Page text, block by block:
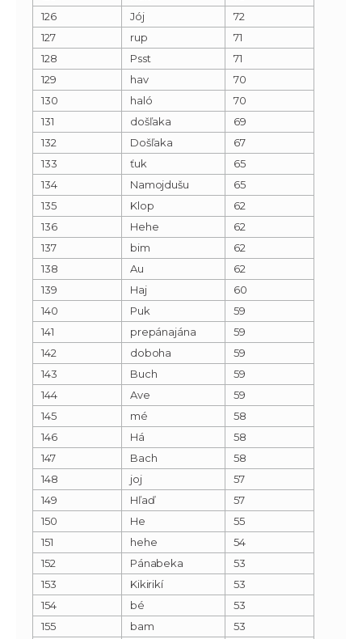
126
Jój
72
127
rup
71
128
Psst
71
129
hav
70
130
haló
70
131
došľaka
69
132
Došľaka
67
133
ťuk
65
134
Namojdušu
65
135
Klop
62
136
Hehe
62
137
bim
62
138
Au
62
139
Haj
60
140
Puk
59
141
prepánajána
59
142
doboha
59
143
Buch
59
144
Ave
59
145
mé
58
146
Há
58
147
Bach
58
148
joj
57
149
Hľaď
57
150
He
55
151
hehe
54
152
Pánabeka
53
153
Kikirikí
53
154
bé
53
155
bam
53